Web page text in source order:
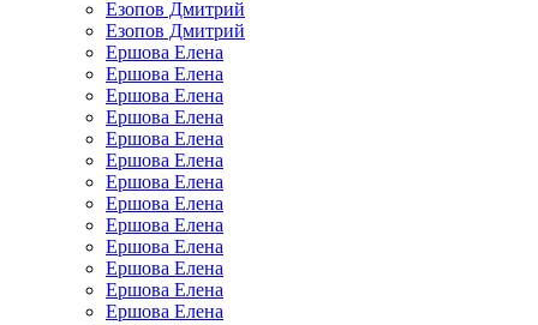
Езопов Дмитрий
Езопов Дмитрий
Ершова Елена
Ершова Елена
Ершова Елена
Ершова Елена
Ершова Елена
Ершова Елена
Ершова Елена
Ершова Елена
Ершова Елена
Ершова Елена
Ершова Елена
Ершова Елена
Ершова Елена